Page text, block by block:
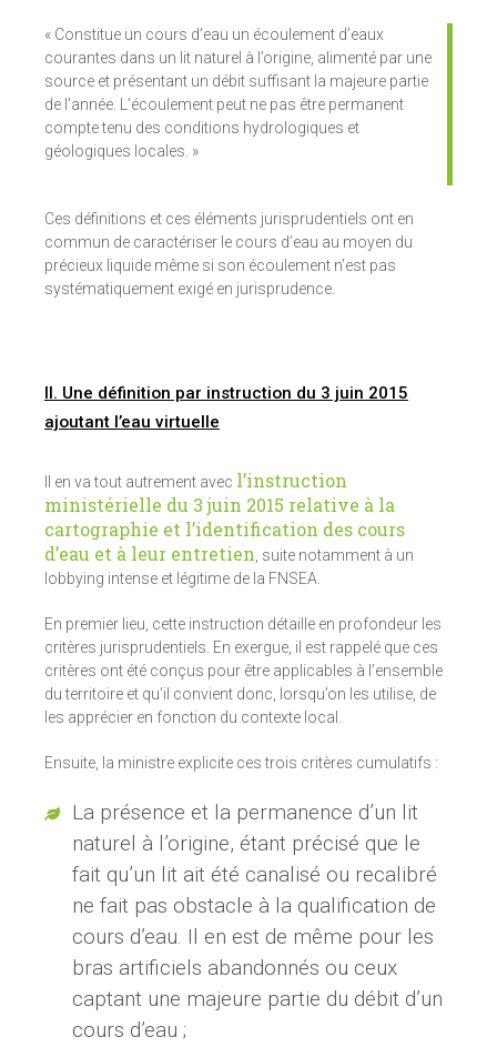
« Constitue un cours d’eau un écoulement d’eaux
courantes dans un lit naturel à l’origine, alimenté par une
source et présentant un débit suffisant la majeure partie
de l’année. L’écoulement peut ne pas être permanent
compte tenu des conditions hydrologiques et
géologiques locales. »
Ces définitions et ces éléments jurisprudentiels ont en
commun de caractériser le cours d’eau au moyen du
précieux liquide même si son écoulement n’est pas
systématiquement exigé en jurisprudence.
II. Une définition par instruction du 3 juin 2015
ajoutant l’eau virtuelle
Il en va tout autrement avec l’instruction
ministérielle du 3 juin 2015 relative à la
cartographie et l’identification des cours
d’eau et à leur entretien , suite notamment à un
lobbying intense et légitime de la FNSEA.
En premier lieu, cette instruction détaille en profondeur les
critères jurisprudentiels. En exergue, il est rappelé que ces
critères ont été conçus pour être applicables à l’ensemble
du territoire et qu’il convient donc, lorsqu’on les utilise, de
les apprécier en fonction du contexte local.
Ensuite, la ministre explicite ces trois critères cumulatifs :
La présence et la permanence d’un lit
naturel à l’origine, étant précisé que le
fait qu’un lit ait été canalisé ou recalibré
ne fait pas obstacle à la qualification de
cours d’eau. Il en est de même pour les
bras artificiels abandonnés ou ceux
captant une majeure partie du débit d’un
cours d’eau ;